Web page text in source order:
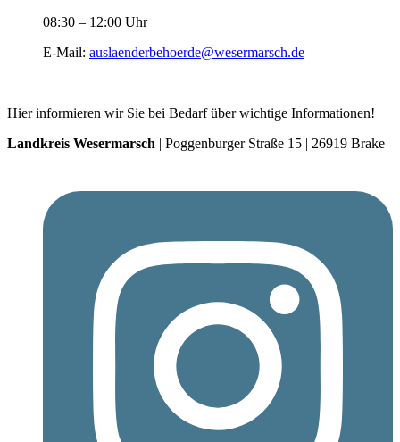
08:30 – 12:00 Uhr
E-Mail: auslaenderbehoerde@wesermarsch.de
Hier informieren wir Sie bei Bedarf über wichtige Informationen!
Landkreis Wesermarsch | Poggenburger Straße 15 | 26919 Brake